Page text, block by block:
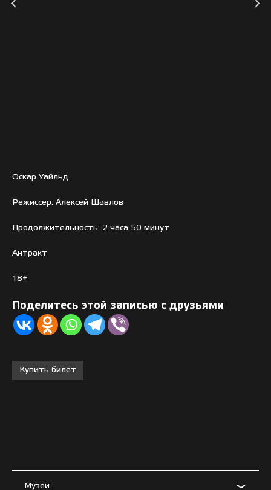
Оскар Уайльд
Режиссер: Алексей Шавлов
Продолжительность: 2 часа 50 минут
Антракт
18+
Поделитесь этой записью с друзьями
Купить билет
Музей